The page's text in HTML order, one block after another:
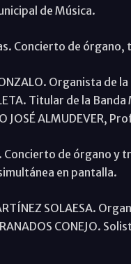
de Música.
Concierto de órgano,
Organista de
Titular de la
JOSÉ ALMUDEVER,
de órgano y
en pantalla.
SOLAESA.
CONEJO.